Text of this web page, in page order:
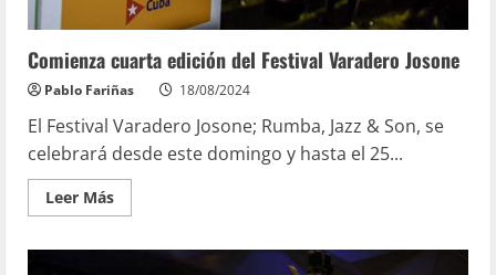
Comienza cuarta edición del Festival Varadero Josone
Pablo Fariñas 18/08/2024
El Festival Varadero Josone; Rumba, Jazz & Son, se
celebrará desde este domingo y hasta el 25...
Leer Más